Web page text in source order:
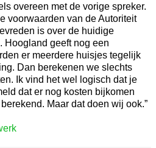
overeen met de vorige spreker.
voorwaarden van de Autoriteit
is over de huidige
Hoogland geeft nog een
er meerdere huisjes tegelijk
Dan berekenen we slechts
Ik vind het wel logisch dat je
dat er nog kosten bijkomen
Maar dat doen wij ook.”